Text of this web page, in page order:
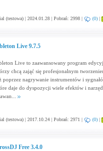
(testowa) | 2024.01.28 | Pobrań: 2998 | (0)|
Live 9.7.5
Live to zaawansowany program
chcą zająć się profesjonalnym
poprzez nagrywanie instrumentów i
daje do dyspozycji wiele efektów i
(testowa) | 2017.10.24 | Pobrań: 2971 | (0)|
Free 3.4.0